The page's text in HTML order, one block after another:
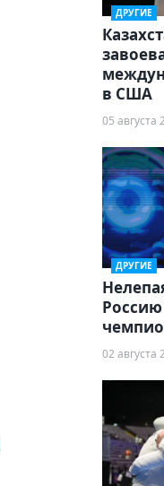
ДРУГИЕ
в США
05 августа
ДРУГИЕ
02 августа